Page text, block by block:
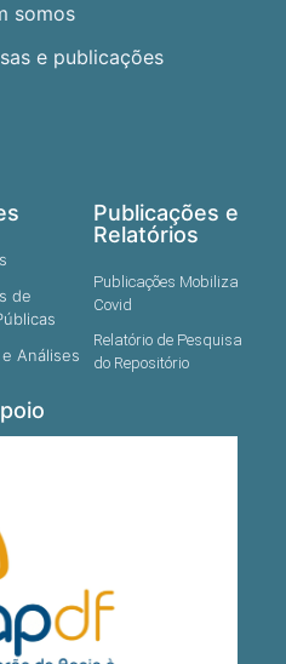
somos
e publicações
de
Análises
Publicações e
Relatórios
Publicações Mobiliza
Covid
Relatório de Pesquisa
do Repositório